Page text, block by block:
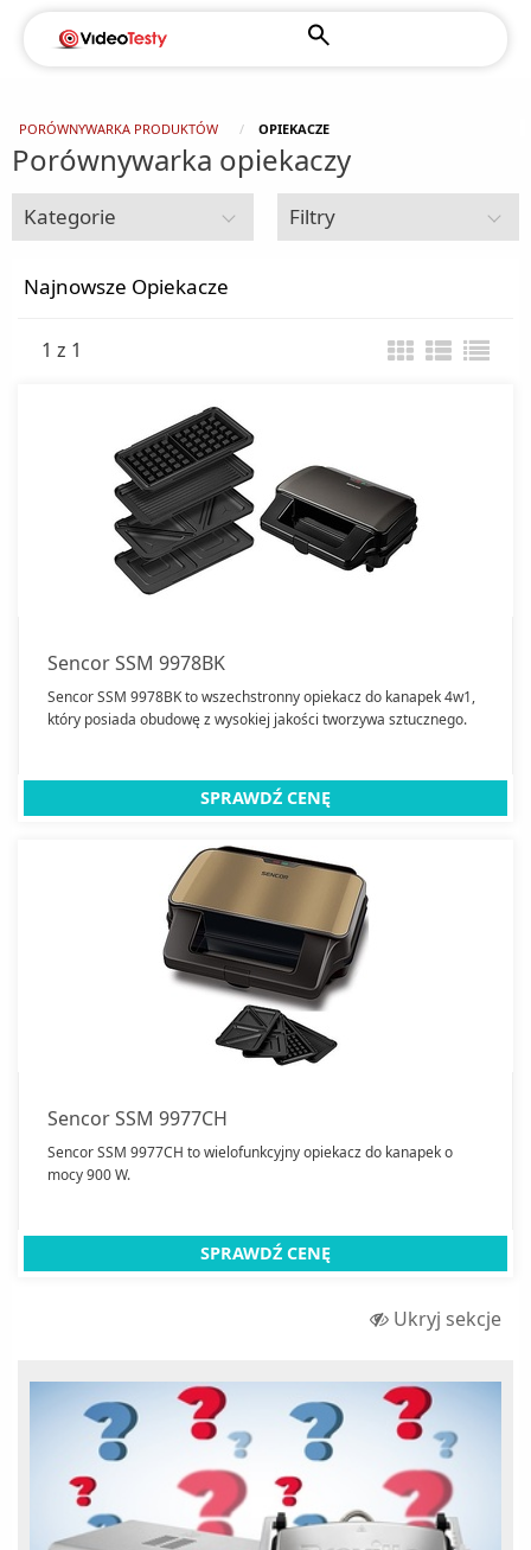
PORÓWNYWARKA PRODUKTÓW OPIEKACZE
Porównywarka opiekaczy
Kategorie Filtry
Akcesoria kuchenne
Czajniki elektryczne
Czajniki klasyczne
Deski do prasowania
Dzbanki filtrujące
Frytkownice
Garnki i Patelnie
Patelnie
Głowice termostatyczne
Kuchenki mikrofalowe do zabudowy
Kuchenki mikrofalowe wolnostojące
Maszynki do lodów
Maszynki do mielenia mięsa
Miksery
Parowary
Parownice do sprzątania
Roboty kuchenne
Ryżowary
Najnowsze Opiekacze
1 z 1
Sencor SSM 9978BK
Sencor SSM 9978BK to wszechstronny opiekacz do kanapek 4w1,
który posiada obudowę z wysokiej jakości tworzywa sztucznego.
SPRAWDŹ CENĘ
Sencor SSM 9977CH
Sencor SSM 9977CH to wielofunkcyjny opiekacz do kanapek o
mocy 900 W.
SPRAWDŹ CENĘ
Ukryj sekcje